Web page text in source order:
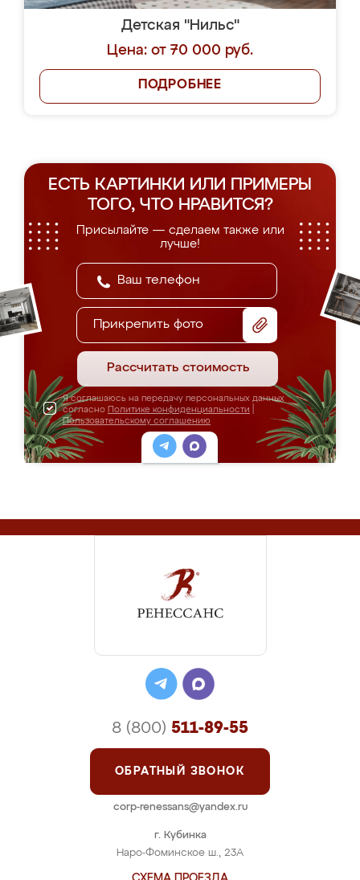
Детская "Нильс"
Цена: от 70 000 руб.
ПОДРОБНЕЕ
ЕСТЬ КАРТИНКИ ИЛИ ПРИМЕРЫ
ТОГО, ЧТО НРАВИТСЯ?
Присылайте — сделаем также или
лучше!
Прикрепить фото
Рассчитать стоимость
Я соглашаюсь на передачу персональных данных
согласно Политике конфиденциальности
Пользовательскому соглашению
г. Кубинка
Наро-Фоминское ш., 23А
8 (800) 511-89-55
ОБРАТНЫЙ ЗВОНОК
corp-renessans@yandex.ru